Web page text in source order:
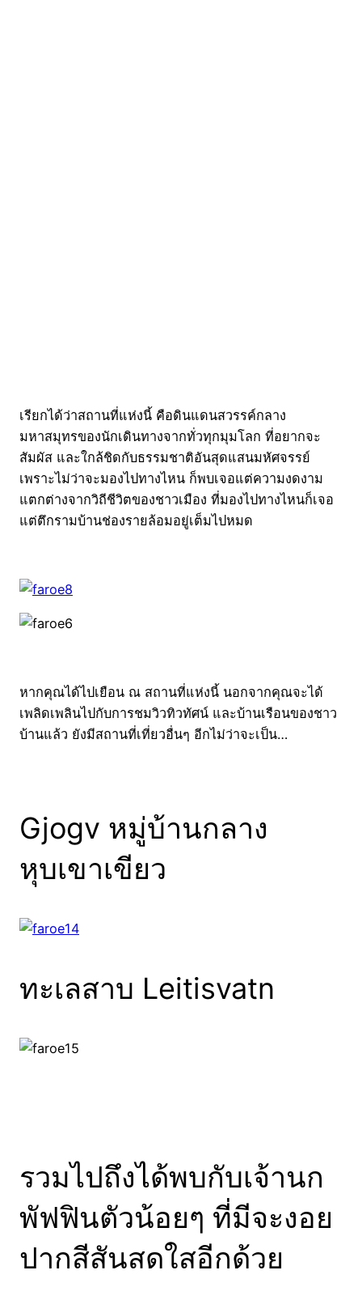
เรียกได้ว่าสถานที่แห่งนี้ คือดินแดนสวรรค์กลาง
มหาสมุทรของนักเดินทางจากทั่วทุกมุมโลก ที่อยากจะ
สัมผัส และใกล้ชิดกับธรรมชาติอันสุดแสนมหัศจรรย์
เพราะไม่ว่าจะมองไปทางไหน ก็พบเจอแต่ความงดงาม
แตกต่างจากวิถีชีวิตของชาวเมือง ที่มองไปทางไหนก็เจอ
แต่ตึกรามบ้านช่องรายล้อมอยู่เต็มไปหมด
หากคุณได้ไปเยือน ณ สถานที่แห่งนี้ นอกจากคุณจะได้
เพลิดเพลินไปกับการชมวิวทิวทัศน์ และบ้านเรือนของชาว
บ้านแล้ว ยังมีสถานที่เที่ยวอื่นๆ อีกไม่ว่าจะเป็น…
Gjogv หมู่บ้านกลาง
หุบเขาเขียว
ทะเลสาบ Leitisvatn
รวมไปถึงได้พบกับเจ้านก
พัฟฟินตัวน้อยๆ ที่มีจะงอย
ปากสีสันสดใสอีกด้วย